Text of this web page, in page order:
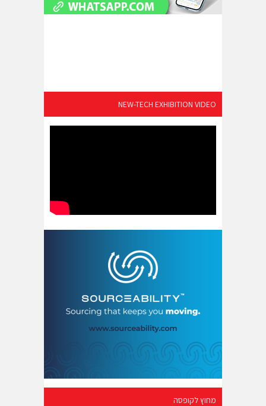
NEW-TECH EXHIBITION VIDEO
מחוץ לקופסה